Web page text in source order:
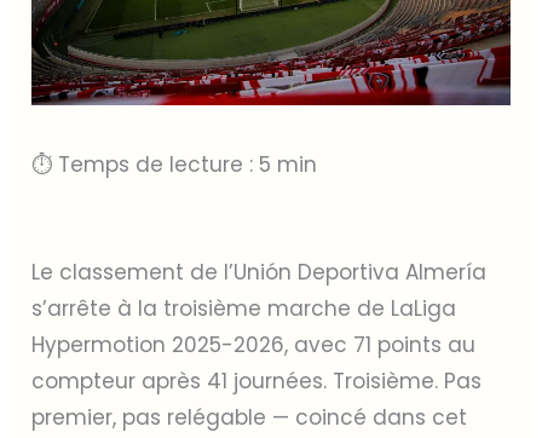
⏱ Temps de lecture : 5 min
Le classement de l’Unión Deportiva Almería
s’arrête à la troisième marche de LaLiga
Hypermotion 2025-2026, avec 71 points au
compteur après 41 journées. Troisième. Pas
premier, pas relégable — coincé dans cet